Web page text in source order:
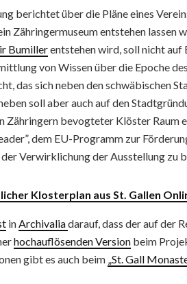
berichtet über die Pläne eines
Zähringermuseum entstehen lassen
Bumillerentstehen wird, soll nicht auf
von Wissen über die Epoche
das sich neben den schwäbischen
soll aber auch auf den
Zähringern bevogteter Klöster Raum
dem EU-Programm zur
Verwirklichung der Ausstellung zu
Klosterplan aus St. Gallen
inArchivaliadarauf, dass der auf der
hochauflösenden Version beim
gibt es auch beim „St. Gall